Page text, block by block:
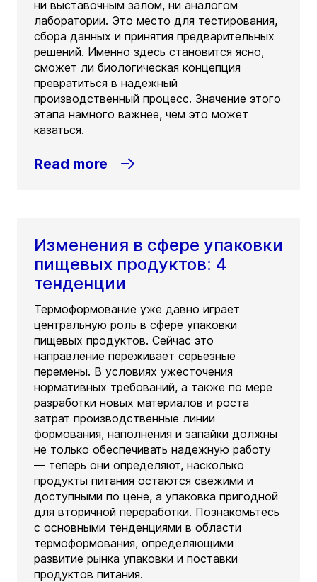
ни выставочным залом, ни аналогом
лаборатории. Это место для тестирования,
сбора данных и принятия предварительных
решений. Именно здесь становится ясно,
сможет ли биологическая концепция
превратиться в надежный
производственный процесс. Значение этого
этапа намного важнее, чем это может
казаться.
Read more
Изменения в сфере упаковки
пищевых продуктов: 4
тенденции
Термоформование уже давно играет
центральную роль в сфере упаковки
пищевых продуктов. Сейчас это
направление переживает серьезные
перемены. В условиях ужесточения
нормативных требований, а также по мере
разработки новых материалов и роста
затрат производственные линии
формования, наполнения и запайки должны
не только обеспечивать надежную работу
— теперь они определяют, насколько
продукты питания остаются свежими и
доступными по цене, а упаковка пригодной
для вторичной переработки. Познакомьтесь
с основными тенденциями в области
термоформования, определяющими
развитие рынка упаковки и поставки
продуктов питания.